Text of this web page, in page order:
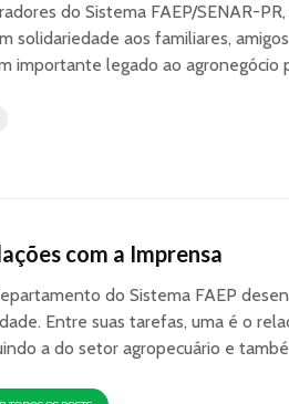
do Sistema FAEP/SENAR-
solidariedade aos familiares,
importante legado ao agronegócio
com a Imprensa
do Sistema FAEP
Entre suas tarefas, uma é o
a do setor agropecuário e